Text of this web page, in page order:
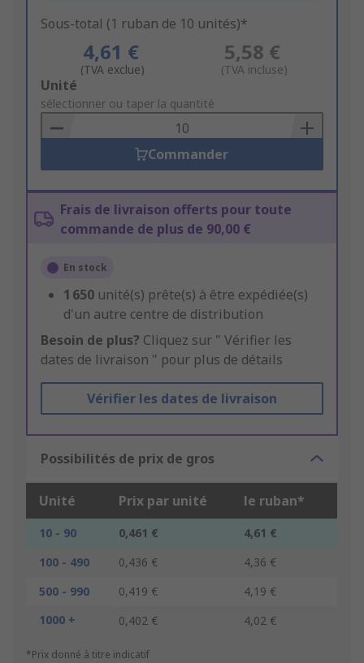
Sous-total (1 ruban de 10 unités)*
4,61 €
(TVA exclue)
5,58 €
(TVA incluse)
Add
to
Basket
Unité
sélectionner ou taper la quantité
Commander
Frais de livraison offerts pour toute
commande de plus de 90,00 €
En stock
1 650 unité(s) prête(s) à être expédiée(s)
d'un autre centre de distribution
Besoin de plus? Cliquez sur " Vérifier les
dates de livraison " pour plus de détails
Vérifier les dates de livraison
Possibilités de prix de gros
Unité Prix par unité le ruban*
10 - 90 0,461 €
4,61 €
100 - 490
0,436 €
4,36 €
500 - 990
0,419 €
4,19 €
1000 +
0,402 € 4,02 €
*Prix donné à titre indicatif